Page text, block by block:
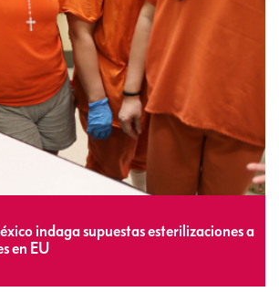
indaga supuestas esterilizaciones a
en EU